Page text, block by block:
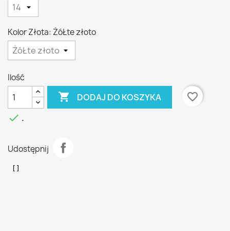
Kolor Złota: ŻóŁte złoto
Ilość
 DODAJ DO KOSZYKA
favorite_border
 .
Udostępnij